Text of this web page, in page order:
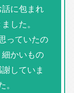
に包まれ
した。
っていたの
かいもの
していま